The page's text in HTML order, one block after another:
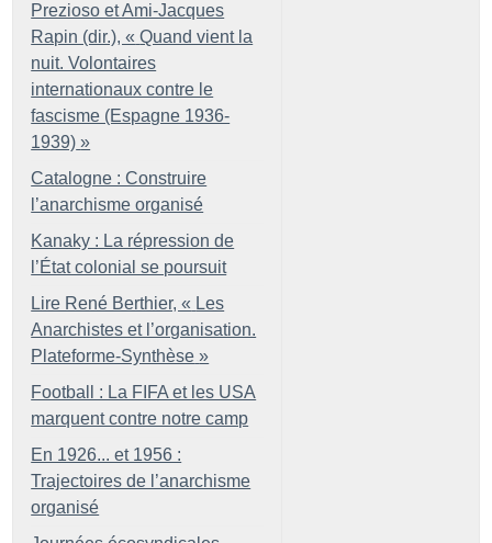
Prezioso et Ami-Jacques
Rapin (dir.), « Quand vient la
nuit. Volontaires
internationaux contre le
fascisme (Espagne 1936-
1939) »
Catalogne : Construire
l’anarchisme organisé
Kanaky : La répression de
l’État colonial se poursuit
Lire René Berthier, « Les
Anarchistes et l’organisation.
Plateforme-Synthèse »
Football : La FIFA et les USA
marquent contre notre camp
En 1926... et 1956 :
Trajectoires de l’anarchisme
organisé